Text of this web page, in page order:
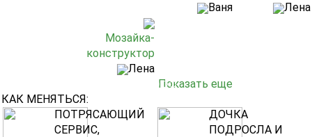
Ваня
Лена
Мозайка-
конструктор
Лена
Показать еще
КАК МЕНЯТЬСЯ:
PreviousПОТРЯСАЮЩИЙ
СЕРВИС,
ДОЧКА
ПОДРОСЛА И